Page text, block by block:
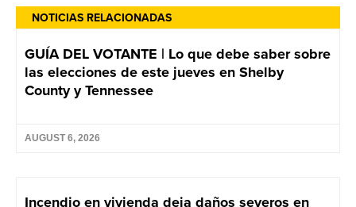
NOTICIAS RELACIONADAS
GUÍA DEL VOTANTE | Lo que debe saber sobre
las elecciones de este jueves en Shelby
County y Tennessee
AUGUST 6, 2026
Incendio en vivienda deja daños severos en